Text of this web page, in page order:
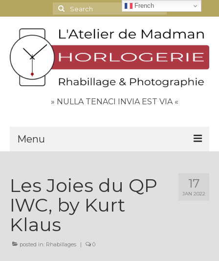
Search
for:
» NULLA TENACI INVIA EST VIA «
Menu
Contact
Espace Clients
Plus…
Sur l’Établi 2011 – 2022
17
JAN 2022
Les Joies du QP
IWC, by Kurt
Klaus
posted in: Rhabillages | 0
French